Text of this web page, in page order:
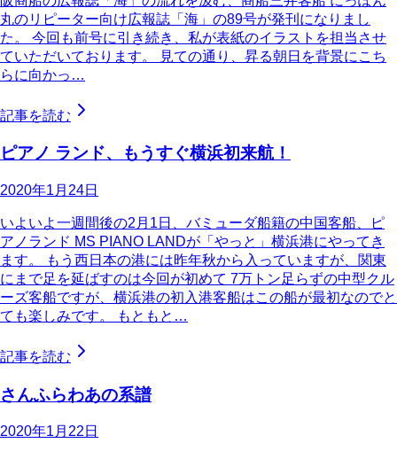
丸のリピーター向け広報誌「海」の89号が発刊になりまし
た。 今回も前号に引き続き、私が表紙のイラストを担当させ
ていただいております。 見ての通り、昇る朝日を背景にこち
らに向かっ…
記事を読む
ピアノ ランド、もうすぐ横浜初来航！
2020年1月24日
いよいよ一週間後の2月1日、バミューダ船籍の中国客船、ピ
アノランド MS PIANO LANDが「やっと」横浜港にやってき
ます。 もう西日本の港には昨年秋から入っていますが、関東
にまで足を延ばすのは今回が初めて 7万トン足らずの中型クル
ーズ客船ですが、横浜港の初入港客船はこの船が最初なのでと
ても楽しみです。 もともと…
記事を読む
さんふらわあの系譜
2020年1月22日